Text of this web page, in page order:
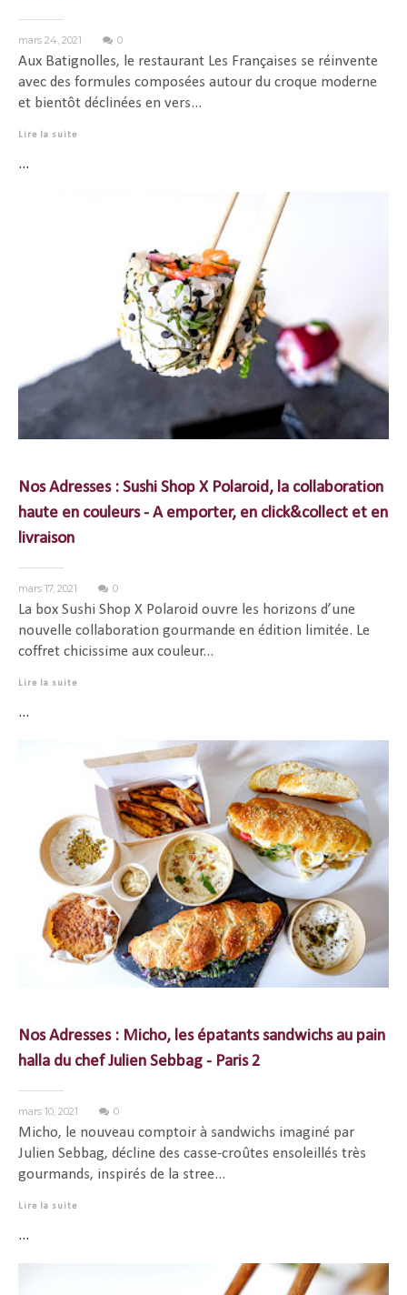
mars 24, 2021 0
Aux Batignolles, le restaurant Les Françaises se réinvente
avec des formules composées autour du croque moderne
et bientôt déclinées en vers...
Lire la suite
...
Nos Adresses : Sushi Shop X Polaroid, la collaboration
haute en couleurs - A emporter, en click&collect et en
livraison
mars 17, 2021 0
La box Sushi Shop X Polaroid ouvre les horizons d’une
nouvelle collaboration gourmande en édition limitée. Le
coffret chicissime aux couleur...
Lire la suite
...
Nos Adresses : Micho, les épatants sandwichs au pain
halla du chef Julien Sebbag - Paris 2
mars 10, 2021 0
Micho, le nouveau comptoir à sandwichs imaginé par
Julien Sebbag, décline des casse-croûtes ensoleillés très
gourmands, inspirés de la stree...
Lire la suite
...